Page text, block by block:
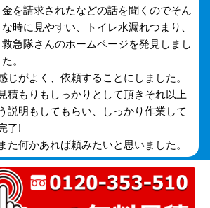
金を請求されたなどの話を聞くのでそん
な時に見やすい、トイレ水漏れつまり、
救急隊さんのホームページを発見しまし
た。
じがよく、依頼することにしました。
積もりもしっかりとして頂きそれ以上
説明もしてもらい、しっかり作業して
了!
た何かあれば頼みたいと思いました。